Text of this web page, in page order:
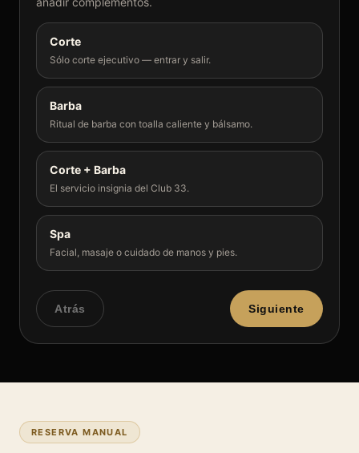
Corte
Sólo corte ejecutivo — entrar y salir.
Barba
Ritual de barba con toalla caliente y bálsamo.
Corte + Barba
El servicio insignia del Club 33.
Spa
Facial, masaje o cuidado de manos y pies.
Atrás Siguiente
RESERVA MANUAL